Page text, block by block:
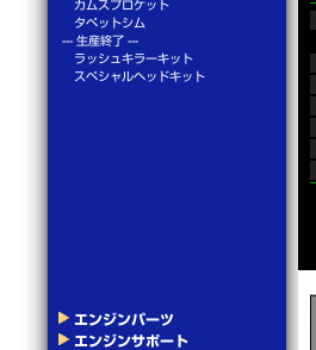
カムスプロケット
タペットシム
--- 生産終了 ---
ラッシュキラーキット
スペシャルヘッドキット
エンジンパーツ
エンジンサポート